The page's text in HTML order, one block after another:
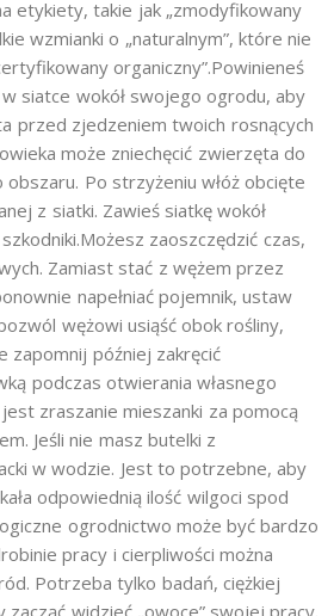
etykiety, takie jak „zmodyfikowany
wzmianki o „naturalnym”, które nie
organiczny”.Powinieneś
w siatce wokół swojego ogrodu, aby
przed zjedzeniem twoich rosnących
może zniechęcić zwierzęta do
obszaru. Po strzyżeniu włóż obcięte
z siatki. Zawieś siatkę wokół
zaoszczędzić czas,
Zamiast stać z wężem przez
napełniać pojemnik, ustaw
wężowi usiąść obok rośliny,
zapomnij później zakręcić
podczas otwierania własnego
zraszanie mieszanki za pomocą
Jeśli nie masz butelki z
w wodzie. Jest to potrzebne, aby
odpowiednią ilość wilgoci spod
ogrodnictwo może być bardzo
pracy i cierpliwości można
Potrzeba tylko badań, ciężkiej